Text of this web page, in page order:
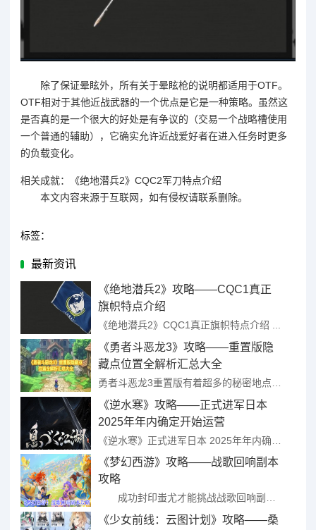
除了保证晕眩外，所有关于晕眩枪的说明都适用于OTF。
OTF相对于其他近战武器的一个优点是它是一种策略。虽然这
是否真的是一个很大的好处是有争议的（交易一个战略槽使用
一个普通的辅助），它确实允许近战爱好者在进入任务时更多
的负载变化。
相关成就：《绝地潜兵2》CQC2军刀特点介绍
本文内容来源于互联网，如有侵权请联系删除。
标签：
最新资讯
《绝地潜兵2》攻略——CQC1真正
旗帜特点介绍
《绝地潜兵2》CQC1真正旗帜特点介绍 ...
《勇者斗恶龙3》攻略——重置版隐
藏点位置全解析汇总大全
《逆水寒》攻略——正式进军日本
2025年年内确定开始运营
《梦幻西游》攻略——战歌回响副本
攻略
成功封印蚩尤才能挑战战歌回响副本，很多玩家想知道战歌回响副本怎么过，首先玩家要成功封印蚩尤，然后在战神山（46.108)找【巫师】传送进入副本场景，接下来就由小编给大家带来了详细的《梦幻西游》战歌 ...
《少女前线：云图计划》攻略——桑